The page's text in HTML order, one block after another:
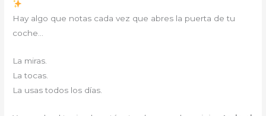
Hay algo que notas cada vez que abres la puerta de tu
coche…
La miras.
La tocas.
La usas todos los días.